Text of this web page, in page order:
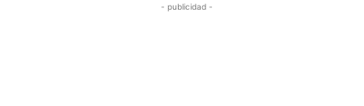
- publicidad -